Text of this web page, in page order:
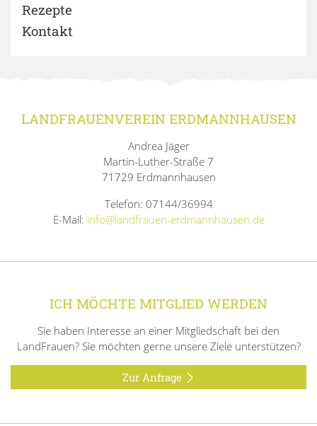
Rezepte
Kontakt
LANDFRAUENVEREIN ERDMANNHAUSEN
Andrea Jäger
Martin-Luther-Straße 7
71729 Erdmannhausen
Telefon: 07144/36994
E-Mail: info@landfrauen-erdmannhausen.de
ICH MÖCHTE MITGLIED WERDEN
Sie haben Interesse an einer Mitgliedschaft bei den
LandFrauen? Sie möchten gerne unsere Ziele unterstützen?
Zur Anfrage